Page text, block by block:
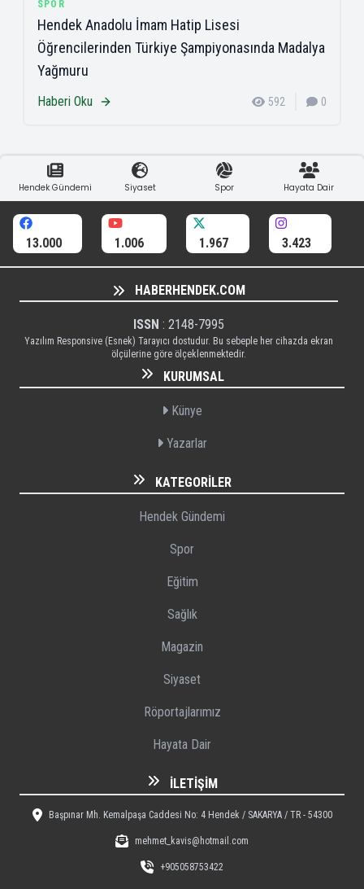
SPOR
Hendek Anadolu İmam Hatip Lisesi
Öğrencilerinden Türkiye Şampiyonasında Madalya
Yağmuru
Haberi Oku 592 0
Hendek Gündemi Siyaset Spor Hayata Dair
13.000 1.006 1.967 3.423
HABERHENDEK.COM
ISSN : 2148-7995
Yazılım Responsive (Esnek) Tarayıcı dostudur. Bu sebeple her cihazda ekran
ölçülerine göre ölçeklenmektedir.
KURUMSAL
Künye
Yazarlar
KATEGORILER
Hendek Gündemi
Spor
Eğitim
Sağlık
Magazin
Siyaset
Röportajlarımız
Hayata Dair
İLETIŞIM
Başpınar Mh. Kemalpaşa Caddesi No: 4 Hendek / SAKARYA / TR - 54300
mehmet_kavis@hotmail.com
+905058753422